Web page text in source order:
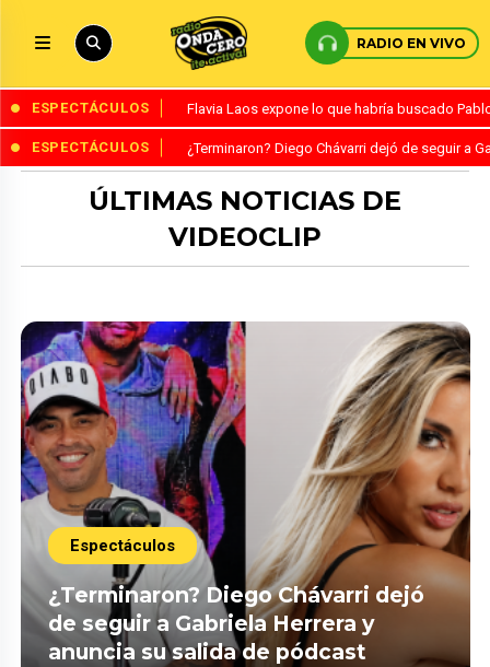
RADIO EN VIVO
ESPECTÁCULOS Flavia Laos expone lo que habría buscado
ESPECTÁCULOS ¿Terminaron? Diego Chávarri dejó de seguir a
ÚLTIMAS NOTICIAS DE
VIDEOCLIP
Espectáculos
¿Terminaron? Diego Chávarri dejó
de seguir a Gabriela Herrera y
anuncia su salida de pódcast